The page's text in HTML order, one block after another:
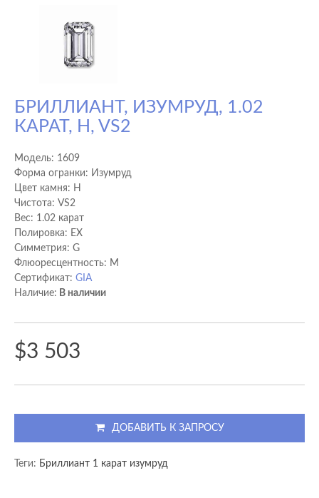
БРИЛЛИАНТ, ИЗУМРУД, 1.02
КАРАТ, H, VS2
Модель: 1609
Форма огранки: Изумруд
Цвет камня: H
Чистота: VS2
Вес: 1.02 карат
Полировка: EX
Cимметрия: G
Флюоресцентность: M
Сертификат: GIA
Наличие: В наличии
$3 503
ДОБАВИТЬ К ЗАПРОСУ
Теги: Бриллиант 1 карат изумруд